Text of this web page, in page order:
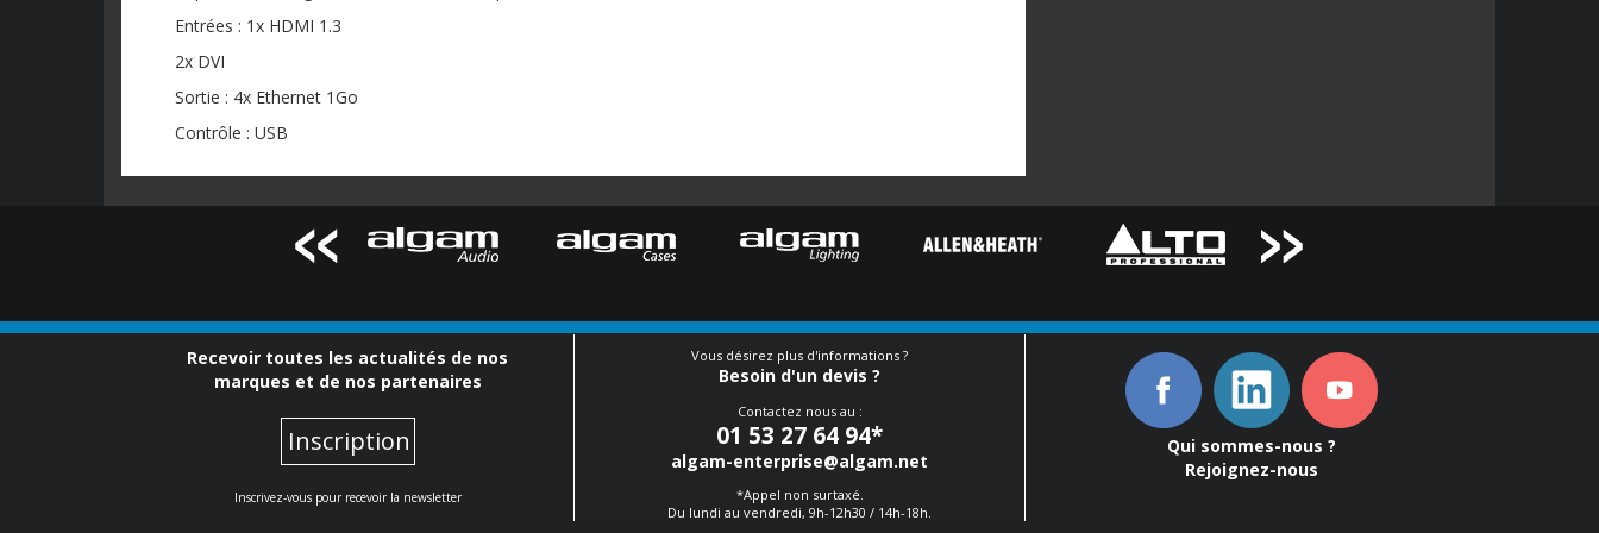
Entrées : 1x HDMI 1.3
2x DVI
Sortie : 4x Ethernet 1Go
Contrôle : USB
Recevoir toutes les actualités de nos
marques et de nos partenaires
Inscription
Inscrivez-vous pour recevoir la newsletter
Vous désirez plus d'informations ?
Besoin d'un devis ?
Contactez nous au :
01 53 27 64 94*
algam-enterprise@algam.net
*Appel non surtaxé.
Du lundi au vendredi, 9h-12h30 / 14h-18h.
Qui sommes-nous ?
Rejoignez-nous